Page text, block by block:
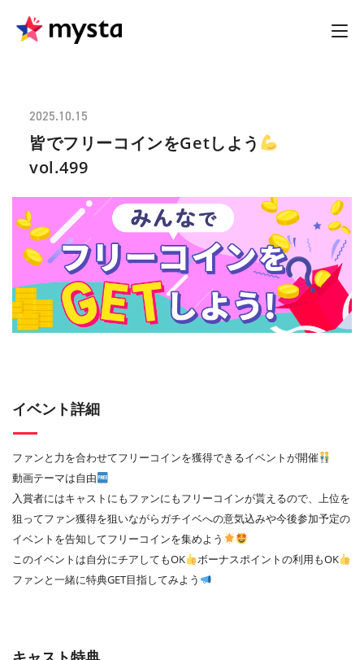
2025.10.15
皆でフリーコインをGetしよう
vol.499
イベント詳細
ファンと力を合わせてフリーコインを獲得できるイベントが開催
動画テーマは自由
入賞者にはキャストにもファンにもフリーコインが貰えるので、上位を
狙ってファン獲得を狙いながらガチイベへの意気込みや今後参加予定の
イベントを告知してフリーコインを集めよう
このイベントは自分にチアしてもOK
ボーナスポイントの利用もOK
ファンと一緒に特典GET目指してみよう